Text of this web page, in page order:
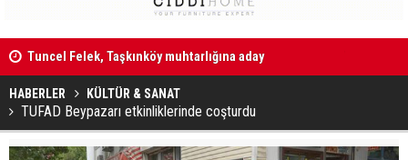
Tuncel Felek, Taşkınköy muhtarlığına aday
HABERLER KÜLTÜR & SANAT
TUFAD Beypazarı etkinliklerinde coşturdu